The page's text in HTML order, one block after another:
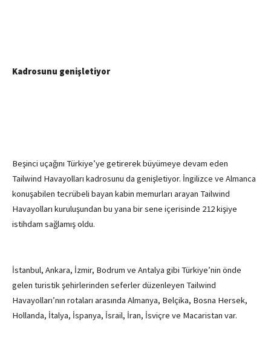
Kadrosunu genişletiyor
Beşinci uçağını Türkiye’ye getirerek büyümeye devam eden
Tailwind Havayolları kadrosunu da genişletiyor. İngilizce ve Almanca
konuşabilen tecrübeli bayan kabin memurları arayan Tailwind
Havayolları kuruluşundan bu yana bir sene içerisinde 212 kişiye
istihdam sağlamış oldu.
İstanbul, Ankara, İzmir, Bodrum ve Antalya gibi Türkiye’nin önde
gelen turistik şehirlerinden seferler düzenleyen Tailwind
Havayolları’nın rotaları arasında Almanya, Belçika, Bosna Hersek,
Hollanda, İtalya, İspanya, İsrail, İran, İsviçre ve Macaristan var.